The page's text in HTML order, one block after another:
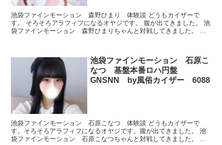
池袋ファインモーション 森野ひまり 体験談 どうもカイザーで
す。 そろそろアラフィフになるオヤジです。 腹が出てきました。 池
袋ファインモーション 森野ひまりちゃんと対戦してきました。 池
池袋ファインモーション 石原こ
なつ 基盤本番ロハ円盤
GNSNN by風俗カイザー 6088
池袋ファインモーション 石原こなつ 体験談 どうもカイザーで
す。そろそろアラフィフになるオヤジです。腹が出てきました。 池
袋ファインモーション 石原こなつちゃんと対戦してきました。 池